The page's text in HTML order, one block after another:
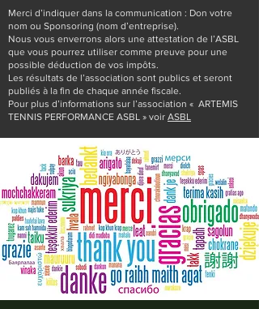
Merci d’indiquer dans la communication : Don votre
nom ou Sponsoring (nom d’entreprise).
Nous vous enverrons alors une attestation de l’ASBL
que vous pourrez utiliser comme preuve pour une
possible déduction de vos impôts.
Les résultats de l’association sont publics et seront
publiés à la fin de chaque année fiscale.
Pour plus d’informations sur l’association « ARTEMIS
TENNIS PERFORMANCE ASBL » voir ASBL